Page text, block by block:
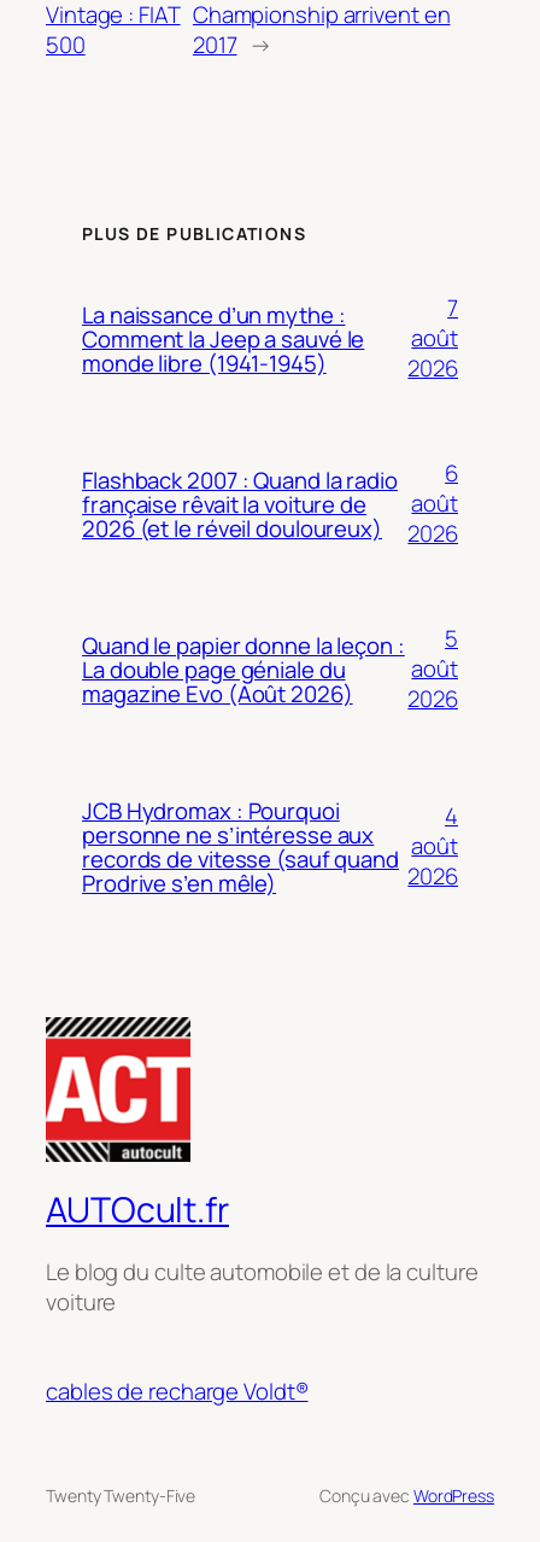
Vintage : FIAT
500
Championship arrivent en
2017 →
PLUS DE PUBLICATIONS
La naissance d’un mythe :
Comment la Jeep a sauvé le
monde libre (1941-1945)
7
août
2026
Flashback 2007 : Quand la radio
française rêvait la voiture de
2026 (et le réveil douloureux)
6
août
2026
Quand le papier donne la leçon :
La double page géniale du
magazine Evo (Août 2026)
5
août
2026
JCB Hydromax : Pourquoi
personne ne s’intéresse aux
records de vitesse (sauf quand
Prodrive s’en mêle)
4
août
2026
AUTOcult.fr
Le blog du culte automobile et de la culture
voiture
cables de recharge Voldt®
Twenty Twenty-Five Conçu avec WordPress